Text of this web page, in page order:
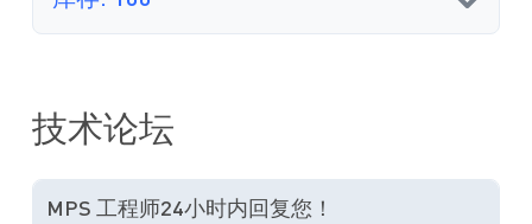
技术论坛
MPS 工程师24小时内回复您！